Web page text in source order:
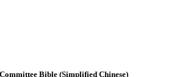
Bible (Simplified Chinese)